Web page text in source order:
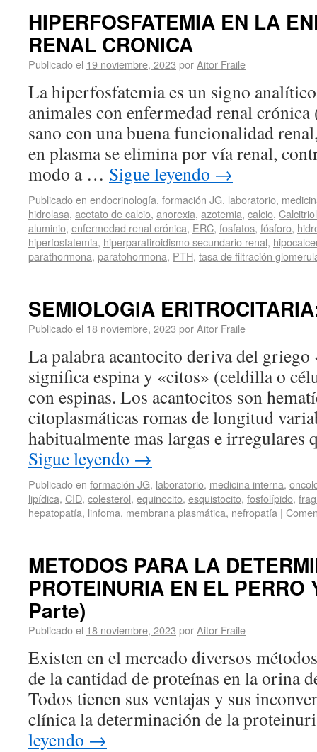
HIPERFOSFATEMIA EN LA
RENAL CRONICA
Publicado el 19 noviembre, 2023 porAitor Fraile
La hiperfosfatemia es un signo
animales con enfermedad renal
sano con una buena funcionalidad
en plasma se elimina por vía renal,
modo a … Sigue leyendo →
Publicado en endocrinología, formación JG, laboratorio,
hidrolasa, acetato de calcio, anorexia, azotemia, calcio, Calcitriol
aluminio, enfermedad renal crónica, ERC, fosfatos, fósforo,
hiperfosfatemia, hiperparatiroidismo secundario renal,
parathormona, paratohormona, PTH, tasa de filtración
SEMIOLOGIA
Publicado el 18 noviembre, 2023 porAitor Fraile
La palabra acantocito deriva del griego
significa espina y «citos» (celdilla o
con espinas. Los acantocitos son
citoplasmáticas romas de longitud
habitualmente mas largas e
Sigue leyendo →
Publicado en formación JG, laboratorio, medicina interna,
lipídica, CID, colesterol, equinocito, esquistocito, fosfolípido,
hepatopatía, linfoma, membrana plasmática, nefropatía |
METODOS PARA LA
PROTEINURIA EN EL PERRO
Parte)
Publicado el 18 noviembre, 2023 porAitor Fraile
Existen en el mercado diversos
de la cantidad de proteínas en la orina
Todos tienen sus ventajas y sus
clínica la determinación de la
leyendo →